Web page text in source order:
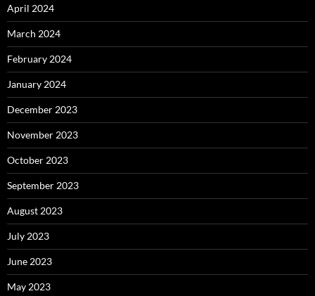
April 2024
March 2024
February 2024
January 2024
December 2023
November 2023
October 2023
September 2023
August 2023
July 2023
June 2023
May 2023